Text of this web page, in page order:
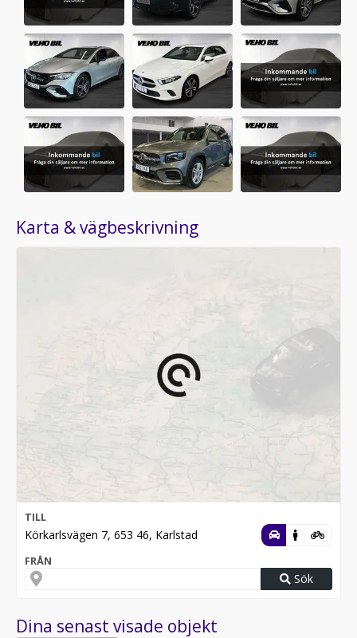
Karta & vägbeskrivning
TILL
Körkarlsvägen 7, 653 46, Karlstad
FRÅN
Sök
Dina senast visade objekt